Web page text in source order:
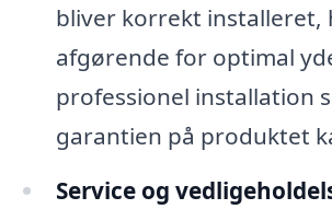
bliver korrekt installeret,
afgørende for optimal
professionel installation
garantien på produktet
Service og